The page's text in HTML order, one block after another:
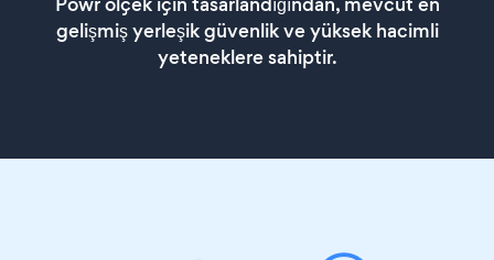
gelişmiş yerleşik güvenlik ve yüksek hacimli
yeteneklere sahiptir.